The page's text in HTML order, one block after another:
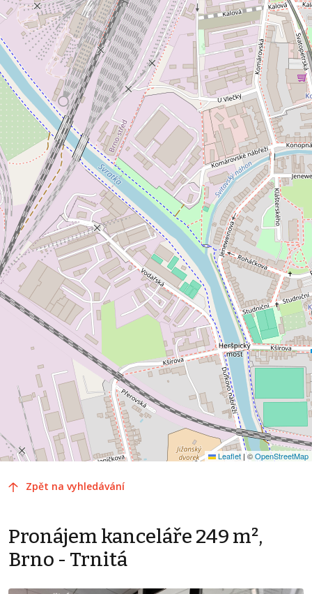
Leaflet |©OpenStreetMap
Zpět na vyhledávání
Pronájem kanceláře 249 m²,
Brno - Trnitá